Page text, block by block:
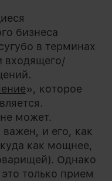
бизнеса
в терминах
входящего/
», которое
может.
и его, как
как мощнее,
Однако
только прием